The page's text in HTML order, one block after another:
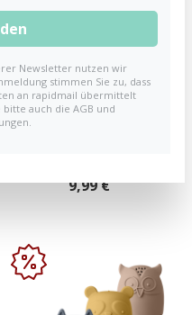
Baby-Nova Regenmacher
9,99 €
Newsletter nutzen wir
stimmen Sie zu, dass
an rapidmail übermittelt
auch die AGB und